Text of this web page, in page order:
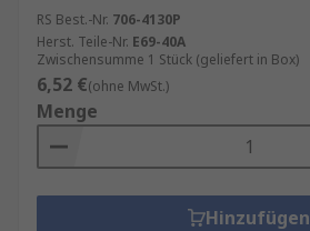
RS Best.-Nr. 706-4130P
Herst. Teile-Nr. E69-40A
Zwischensumme 1 Stück (geliefert in Box)
6,52 €(ohne MwSt.)
Menge
Hinzufügen